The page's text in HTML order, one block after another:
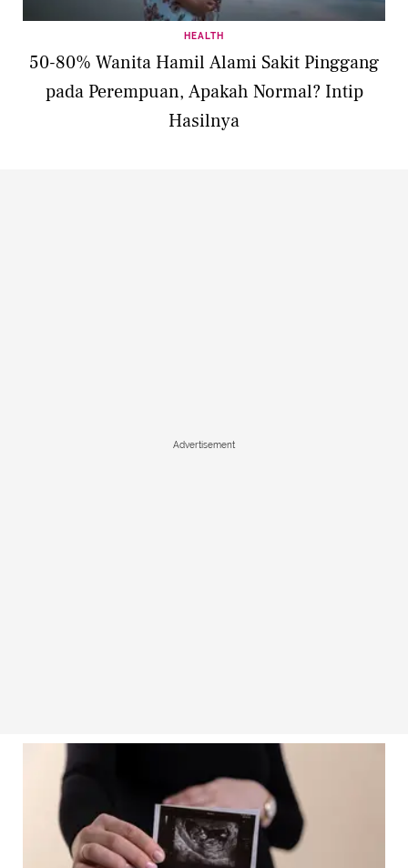
HEALTH
50-80% Wanita Hamil Alami Sakit Pinggang
pada Perempuan, Apakah Normal? Intip
Hasilnya
Advertisement